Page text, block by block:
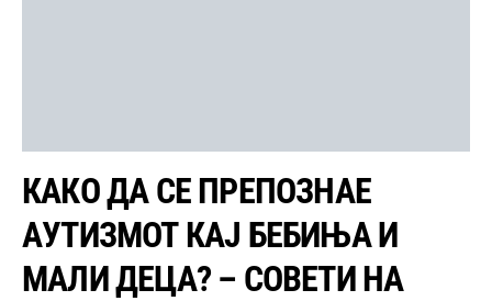
КАКО ДА СЕ ПРЕПОЗНАЕ
АУТИЗМОТ КАЈ БЕБИЊА И
МАЛИ ДЕЦА? – СОВЕТИ НА